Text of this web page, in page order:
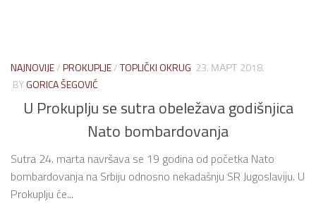
NAJNOVIJE/PROKUPLJE/TOPLIČKI OKRUG 23. МАРТ 2018.
BYGORICA ŠEGOVIĆ
U Prokuplju se sutra obeležava godišnjica
Nato bombardovanja
Sutra 24. marta navršava se 19 godina od početka Nato
bombardovanja na Srbiju odnosno nekadašnju SR Jugoslaviju. U
Prokuplju će...